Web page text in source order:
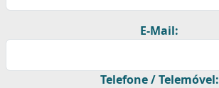
E-Mail:
Telefone / Telemóvel: